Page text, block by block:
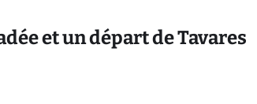
et un départ de Tavares